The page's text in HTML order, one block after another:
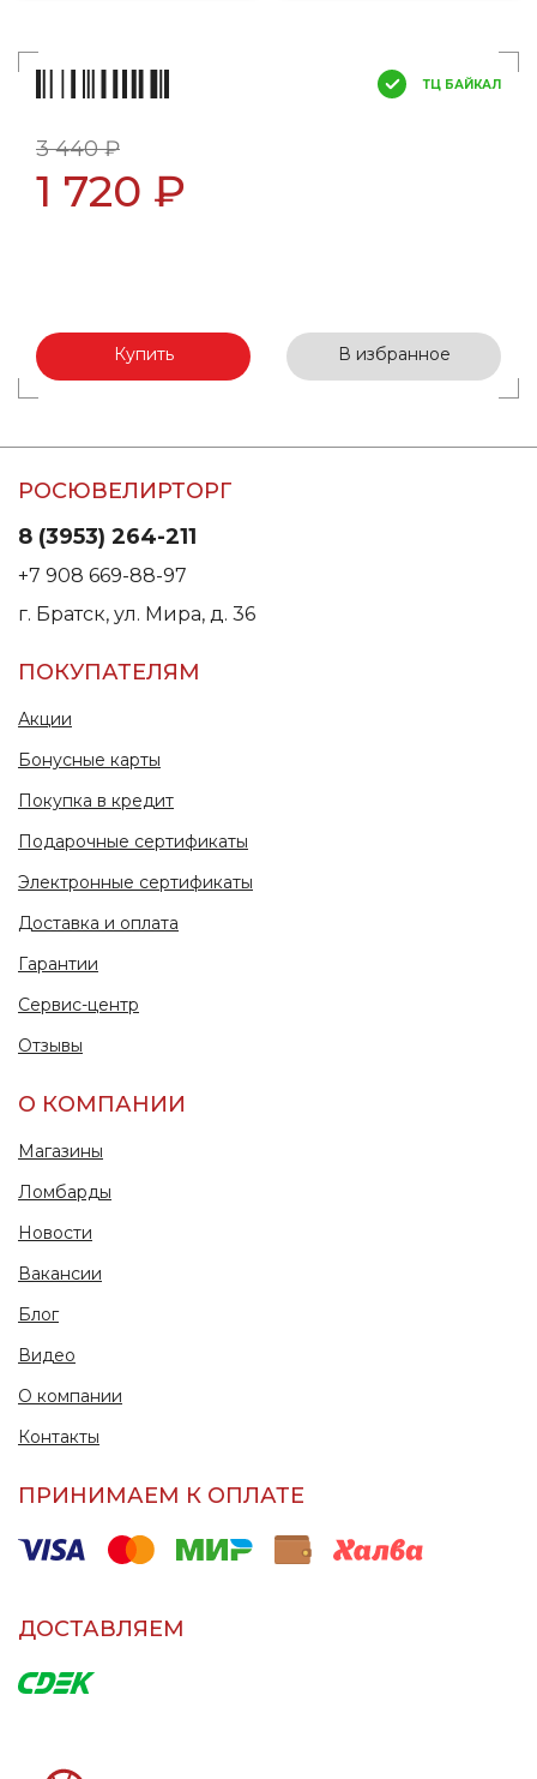
ТЦ БАЙКАЛ
3 440 ₽
1 720 ₽
Купить В избранное
РОСЮВЕЛИРТОРГ
8 (3953) 264-211
+7 908 669-88-97
г. Братск, ул. Мира, д. 36
ПОКУПАТЕЛЯМ
Акции
Бонусные карты
Покупка в кредит
Подарочные сертификаты
Электронные сертификаты
Доставка и оплата
Гарантии
Сервис-центр
Отзывы
О КОМПАНИИ
Магазины
Ломбарды
Новости
Вакансии
Блог
Видео
О компании
Контакты
ПРИНИМАЕМ К ОПЛАТЕ
ДОСТАВЛЯЕМ